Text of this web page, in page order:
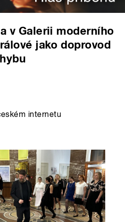
v Galerii moderního
jako doprovod
internetu